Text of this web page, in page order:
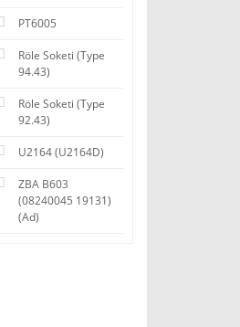
PT6005
Röle Soketi (Type
94.43)
Röle Soketi (Type
92.43)
U2164 (U2164D)
ZBA B603
(08240045 19131)
(Ad)